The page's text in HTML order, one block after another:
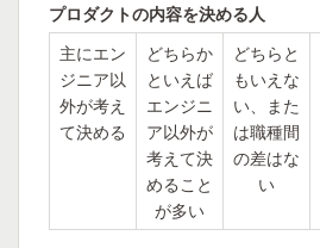
プロダクトの内容を決める人
主にエン
ジニア以
外が考え
て決める
どちらか
といえば
エンジニ
ア以外が
考えて決
めること
が多い
どちらと
もいえな
い、また
は職種間
の差はな
い